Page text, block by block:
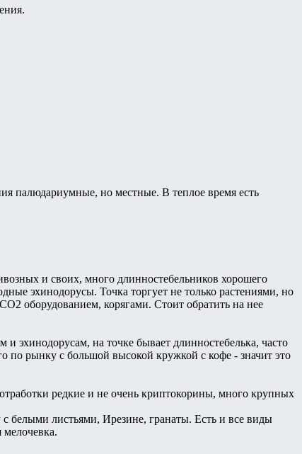
палюдариумные, но местные. В теплое время есть
и своих, много длинностебельников хорошего
эхинодорусы. Точка торгует не только растениями, но
оборудованием, корягами. Стоит обратить на нее
эхинодорусам, на точке бывает длинностебелька, часто
по рынку с большой высокой кружкой с кофе - значит это
редкие и не очень криптокорины, много крупных
с белыми листьями, Ирезине, гранаты. Есть и все виды